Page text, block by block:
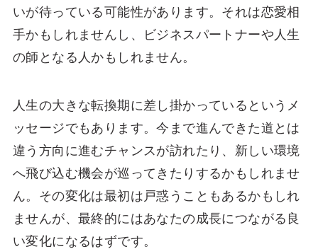
いが待っている可能性があります。それは恋愛相
手かもしれませんし、ビジネスパートナーや人生
の師となる人かもしれません。
人生の大きな転換期に差し掛かっているというメ
ッセージでもあります。今まで進んできた道とは
違う方向に進むチャンスが訪れたり、新しい環境
へ飛び込む機会が巡ってきたりするかもしれませ
ん。その変化は最初は戸惑うこともあるかもしれ
ませんが、最終的にはあなたの成長につながる良
い変化になるはずです。